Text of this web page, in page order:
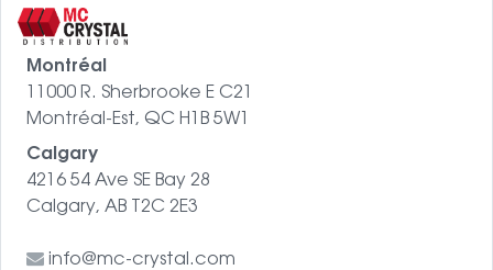
Montréal
11000 R. Sherbrooke E C21
Montréal-Est, QC H1B 5W1
Calgary
4216 54 Ave SE Bay 28
Calgary, AB T2C 2E3
info@mc-crystal.com